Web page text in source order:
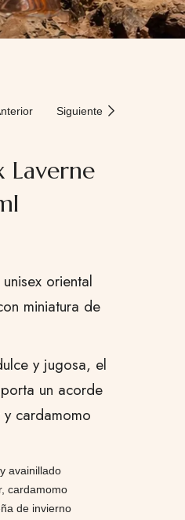
Siguiente
Laverne
oriental
miniatura de
y jugosa, el
un acorde
cardamomo
avainillado
cardamomo
de invierno